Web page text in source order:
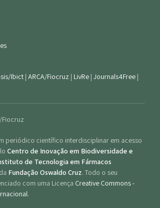
Ibict | ARCA/Fiocruz | LivRe | Journals4Free |
periódico científico interdisciplinar em acesso
Centro de Inovação em Biodiversidade e
de Tecnologia em Fármacos
Fundação Oswaldo Cruz. Todo o seu
com uma Licença Creative Commons -
.